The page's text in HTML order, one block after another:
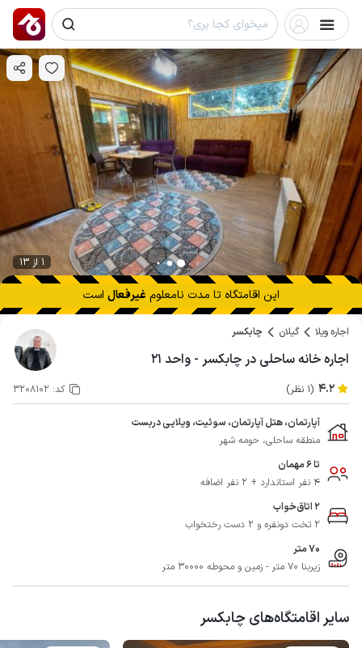
1 از 13
این اقامتگاه تا مدت نامعلوم غیرفعال است
اجاره ویلا گیلان چابکسر
اجاره خانه ساحلی در چابکسر - واحد ۲۱
4.2 (1 نظر) کد: 3208102
آپارتمان، هتل آپارتمان، سوئیت، ویلایی دربست
منطقه ساحلی، حومه شهر
تا 6 مهمان
4 نفر استاندارد + 2 نفر اضافه
2 اتاق‌خواب
2 تخت دونفره و 2 دست رختخواب
70 متر
زیربنا 70 متر - زمین و محوطه 30000 متر
سایر اقامتگاه‌های چابکسر